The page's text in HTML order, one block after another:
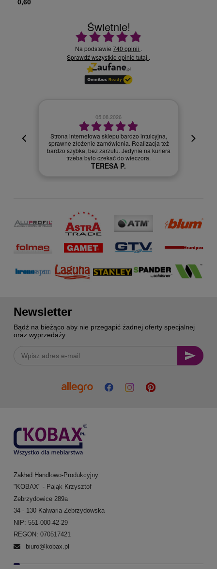
0,60
Świetnie!
Ocena średnia 4.9 na 5
Na podstawie 740 opinii .
Sprawdź wszystkie opinie tutaj .
02.08.2026
Szybka dostawa.
Szymon R.
Newsletter
Bądź na bieżąco aby nie przegapić żadnej oferty specjalnej
oraz wyprzedaży.
Zakład Handlowo-Produkcyjny
"KOBAX" - Pająk Krzysztof
Zebrzydowice 289a
34 - 130 Kalwaria Zebrzydowska
NIP: 551-000-42-29
REGON: 070517421
biuro@kobax.pl